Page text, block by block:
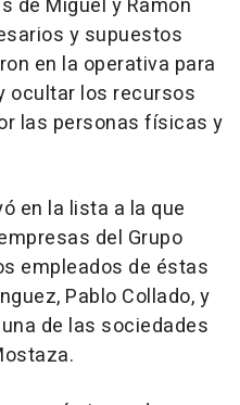
y supuestos
en la operativa para
ocultar los recursos
las personas físicas y
en la lista a la que
del Grupo
empleados de éstas
Pablo Collado, y
de las sociedades